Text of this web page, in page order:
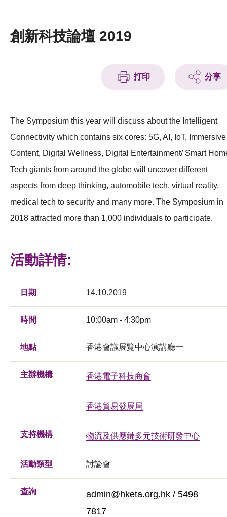
科技分享
會籍
創新科技論壇 2019
打印 分享
The Symposium this year will discuss about the Intelligent
Connectivity which contains six cores: 5G, AI, IoT, Immersive
Content, Digital Wellness, Digital Entertainment/ Smart
Tech giants from around the globe will uncover different
aspects from deep thinking, automobile tech, virtual reality,
medical tech to security and many more. The Symposium in
2018 attracted more than 1,000 individuals to participate.
活動詳情:
日期 14.10.2019
時間 10:00am - 4:30pm
地點 香港會議展覽中心演講廳一
主辦機構 香港電子科技商會
香港貿易發展局
支持機構 物流及供應鏈多元技術研發中心
活動類型 討論會
查詢 admin@hketa.org.hk / 5498
7817